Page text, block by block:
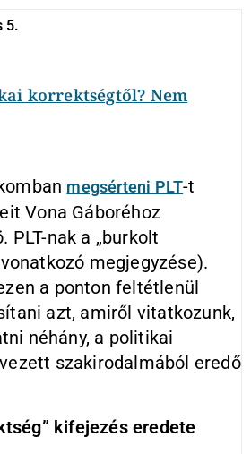
5.
korrektségtől? Nem
megsérteni PLT-t
Vona Gáboréhoz
nak a „burkolt
megjegyzése).
a ponton feltétlenül
azt, amiről vitatkozunk,
néhány, a politikai
szakirodalmából eredő
kifejezés eredete